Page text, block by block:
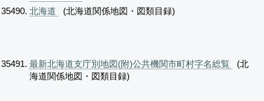
北海道 (北海道関係地図・図類目録)
最新北海道支庁別地図(附)公共機関市町村字名総覧
(北
海道関係地図・図類目録)